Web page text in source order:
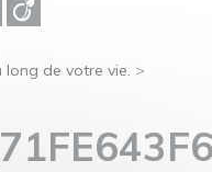
de votre vie. >